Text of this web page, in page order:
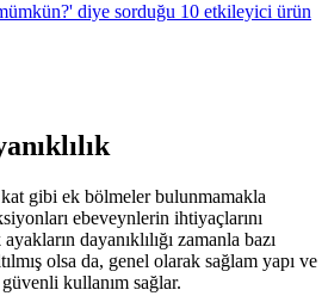
diye sorduğu 10 etkileyici ürün
gibi ek bölmeler bulunmamakla
ebeveynlerin ihtiyaçlarını
dayanıklılığı zamanla bazı
olsa da, genel olarak sağlam yapı ve
kullanım sağlar.